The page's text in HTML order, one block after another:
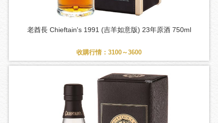
老酋長 Chieftain's 1991 (吉羊如意版) 23年原酒 750ml
收購行情：3100～3600